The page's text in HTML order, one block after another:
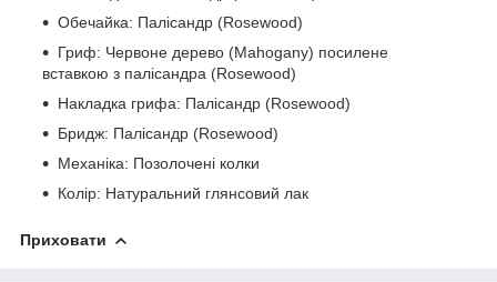
Обечайка: Палісандр (Rosewood)
Гриф: Червоне дерево (Mahogany) посилене
вставкою з палісандра (Rosewood)
Накладка грифа: Палісандр (Rosewood)
Бридж: Палісандр (Rosewood)
Механіка: Позолочені колки
Колір: Натуральний глянсовий лак
Приховати